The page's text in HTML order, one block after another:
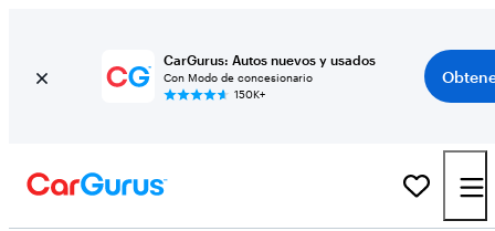
CarGurus: Autos nuevos y usados
Con Modo de concesionario
150K+